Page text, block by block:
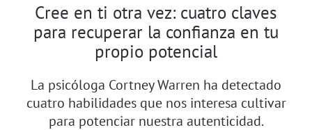
Cree en ti otra vez: cuatro claves
para recuperar la confianza en tu
propio potencial
La psicóloga Cortney Warren ha detectado
cuatro habilidades que nos interesa cultivar
para potenciar nuestra autenticidad.